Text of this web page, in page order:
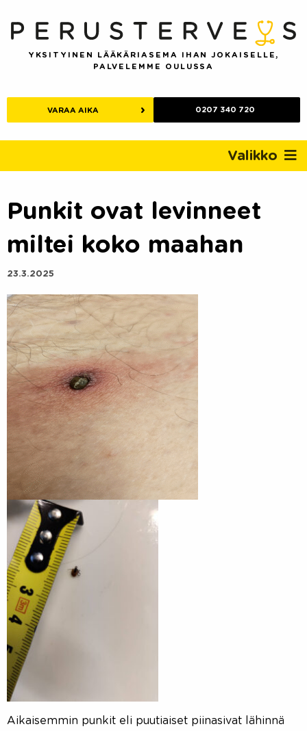
content
YKSITYINEN LÄÄKÄRIASEMA IHAN JOKAISELLE,
PALVELEMME OULUSSA
VARAA AIKA 0207 340 720
Valikko
Punkit ovat levinneet
miltei koko maahan
23.3.2025
Aikaisemmin punkit eli puutiaiset piinasivat lähinnä